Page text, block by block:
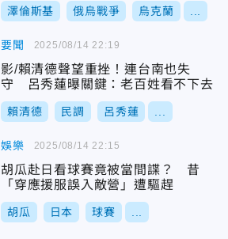
澤倫斯基 俄烏戰爭 烏克蘭
要聞
影/賴清德聲望重挫！連台南也失
守 呂秀蓮曝關鍵：老百姓看不下去
賴清德 民調 呂秀蓮
2025/08/14 22:19
娛樂
胡瓜赴日看球賽竟被當間諜？ 昔
「穿應援服誤入敵營」遭驅趕
胡瓜 日本 球賽
2025/08/14 22:15